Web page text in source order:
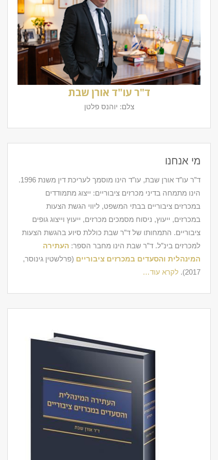
ד"ר עו"ד אורן שבת
צלם: יוהנס פלטן
מי אנחנו
ד”ר עו”ד אורן שבת, עו”ד הינו מוסמך לעריכת דין משנת 1996.
הינו מתמחה בדיני מכרזים ציבוריים: ייצוג מתמודדים
במכרזים ציבוריים בבתי המשפט, ליווי הגשת הצעות
במכרזים, ייעוץ, ניסוח מסמכים מכרזים, ייעוץ וייצוג גופים
ציבוריים. התמחותו של ד”ר שבת כוללת סיוע בהגשת הצעות
למכרזים בינ”ל. ד”ר שבת הינו מחבר הספר: העתירה
המינהלית והסעדים במכרזים ציבוריים (פרלשטין גינוסר,
2017).
לקרא עוד…